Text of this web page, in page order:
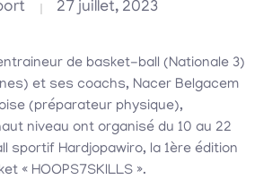
27 juillet, 2023
de basket-ball (Nationale 3)
et ses coachs, Nacer Belgacem
(préparateur physique),
niveau ont organisé du 10 au 22
sportif Hardjopawiro, la 1ère édition
« HOOPS7SKILLS ».